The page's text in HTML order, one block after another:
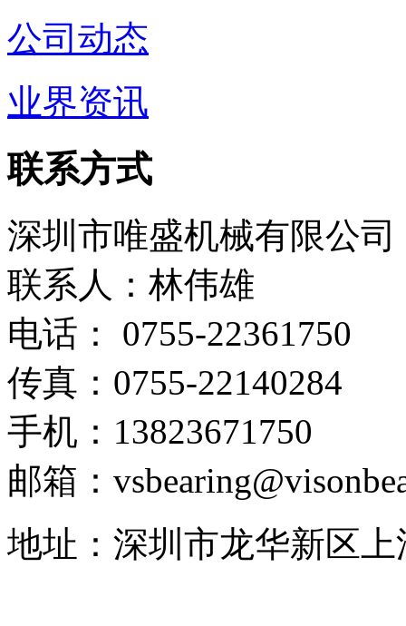
公司动态
业界资讯
联系方式
深圳市唯盛机械有限公司
联系人：林伟雄
电话： 0755-22361750
传真：0755-22140284
手机：13823671750
邮箱：
地址：深圳市龙华新区